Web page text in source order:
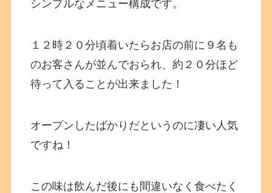
シンプルなメニュー構成です。
１２時２０分頃着いたらお店の前に９名も
のお客さんが並んでおられ、約２０分ほど
待って入ることが出来ました！
オープンしたばかりだというのに凄い人気
ですね！
この味は飲んだ後にも間違いなく食べたく